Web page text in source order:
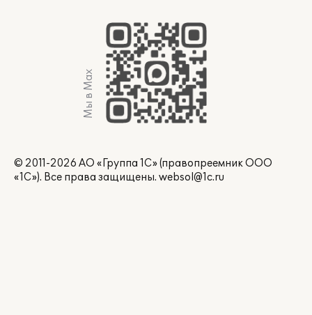
Мы в Max
© 2011-2026 АО «Группа 1С» (правопреемник ООО
«1С»). Все права защищены. websol@1c.ru